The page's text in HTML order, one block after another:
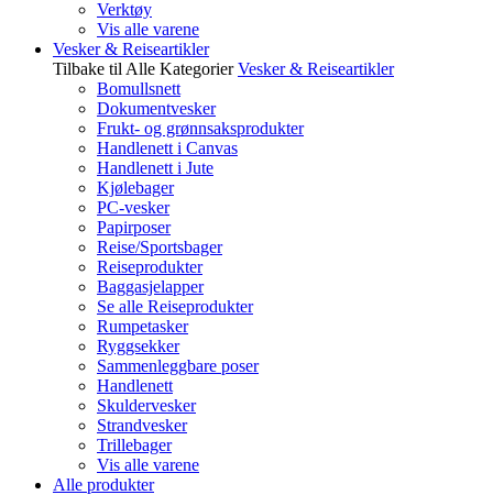
Verktøy
Vis alle varene
Vesker & Reiseartikler
Tilbake til Alle Kategorier Vesker & Reiseartikler
Bomullsnett
Dokumentvesker
Frukt- og grønnsaksprodukter
Handlenett i Canvas
Handlenett i Jute
Kjølebager
PC-vesker
Papirposer
Reise/Sportsbager
Reiseprodukter
Baggasjelapper
Se alle Reiseprodukter
Rumpetasker
Ryggsekker
Sammenleggbare poser
Handlenett
Skuldervesker
Strandvesker
Trillebager
Vis alle varene
Alle produkter